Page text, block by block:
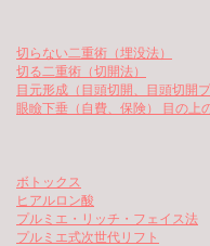
切らない二重術（埋没法）
切る二重術（切開法）
目元形成（目頭切開、目頭切開
眼瞼下垂（自費、保険） 目の上
ボトックス
ヒアルロン酸
プルミエ・リッチ・フェイス法
プルミエ式次世代リフト